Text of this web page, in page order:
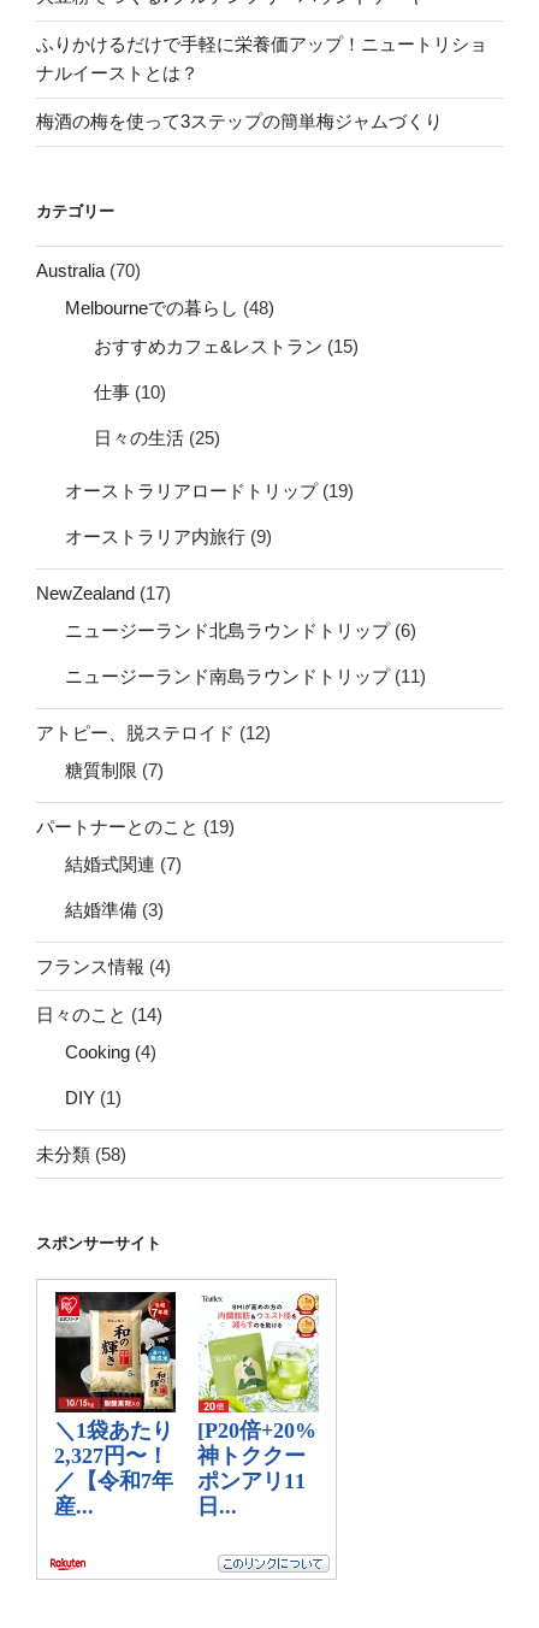
ふりかけるだけで手軽に栄養価アップ！ニュートリショ
ナルイーストとは？
梅酒の梅を使って3ステップの簡単梅ジャムづくり
カテゴリー
Australia (70)
Melbourneでの暮らし (48)
おすすめカフェ&レストラン (15)
仕事 (10)
日々の生活 (25)
オーストラリアロードトリップ(19)
オーストラリア内旅行 (9)
NewZealand (17)
ニュージーランド北島ラウンドトリップ(6)
ニュージーランド南島ラウンドトリップ(11)
アトピー、脱ステロイド (12)
糖質制限 (7)
パートナーとのこと (19)
結婚式関連 (7)
結婚準備 (3)
フランス情報 (4)
日々のこと (14)
Cooking (4)
DIY (1)
未分類 (58)
スポンサーサイト